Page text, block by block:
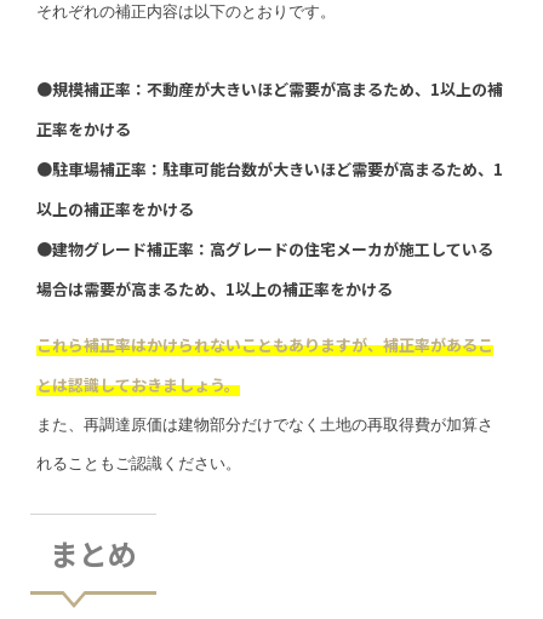
それぞれの補正内容は以下のとおりです。
●規模補正率：不動産が大きいほど需要が高まるため、1以上の補
正率をかける
●駐車場補正率：駐車可能台数が大きいほど需要が高まるため、1
以上の補正率をかける
●建物グレード補正率：高グレードの住宅メーカが施工している
場合は需要が高まるため、1以上の補正率をかける
これら補正率はかけられないこともありますが、補正率があるこ
とは認識しておきましょう。
また、再調達原価は建物部分だけでなく土地の再取得費が加算さ
れることもご認識ください。
まとめ